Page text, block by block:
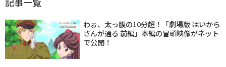
わぉ、太っ腹の10分超！「劇場版 はいから
さんが通る 前編」本編の冒頭映像がネット
で公開！